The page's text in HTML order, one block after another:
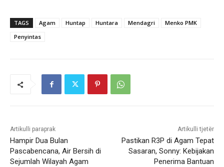
TAGS Agam Huntap Huntara Mendagri
Menko PMK
Penyintas
Artikulli paraprak
Hampir Dua Bulan
Pascabencana, Air Bersih di
Sejumlah Wilayah Agam
Artikulli tjetër
Pastikan R3P di Agam Tepat
Sasaran, Sonny: Kebijakan
Penerima Bantuan